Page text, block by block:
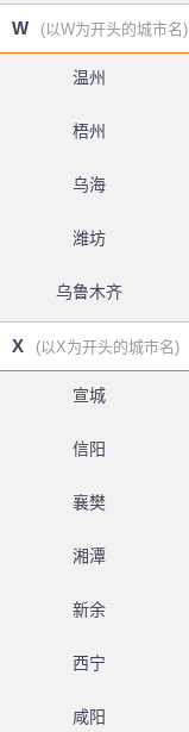
W (以W为开头的城市名)
温州
梧州
乌海
潍坊
乌鲁木齐
X (以X为开头的城市名)
宣城
信阳
襄樊
湘潭
新余
西宁
咸阳